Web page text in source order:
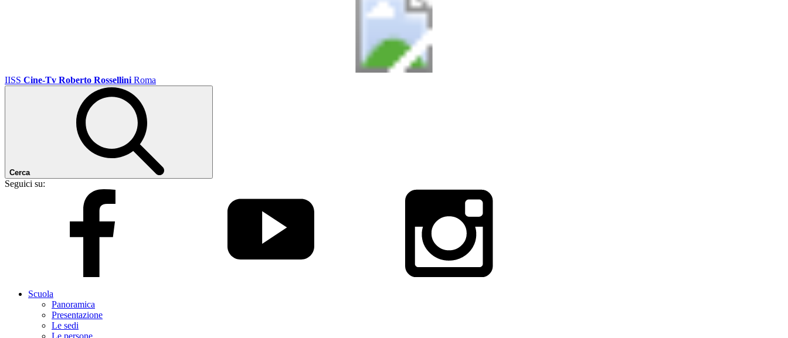
IISS Cine-Tv Roberto Rossellini Roma
Cerca
Seguici su:
Scuola
Panoramica
Presentazione
Le sedi
Le persone